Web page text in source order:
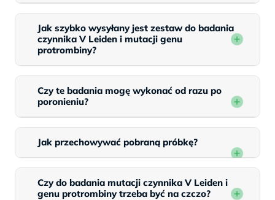
Jak szybko wysyłany jest zestaw do badania
czynnika V Leiden i mutacji genu
protrombiny?
Czy te badania mogę wykonać od razu po
poronieniu?
Jak przechowywać pobraną próbkę?
Czy do badania mutacji czynnika V Leiden i
genu protrombiny trzeba być na czczo?